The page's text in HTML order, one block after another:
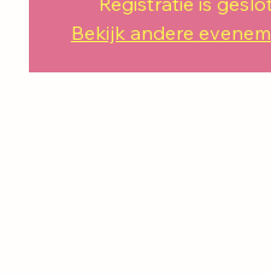
Bekijk andere